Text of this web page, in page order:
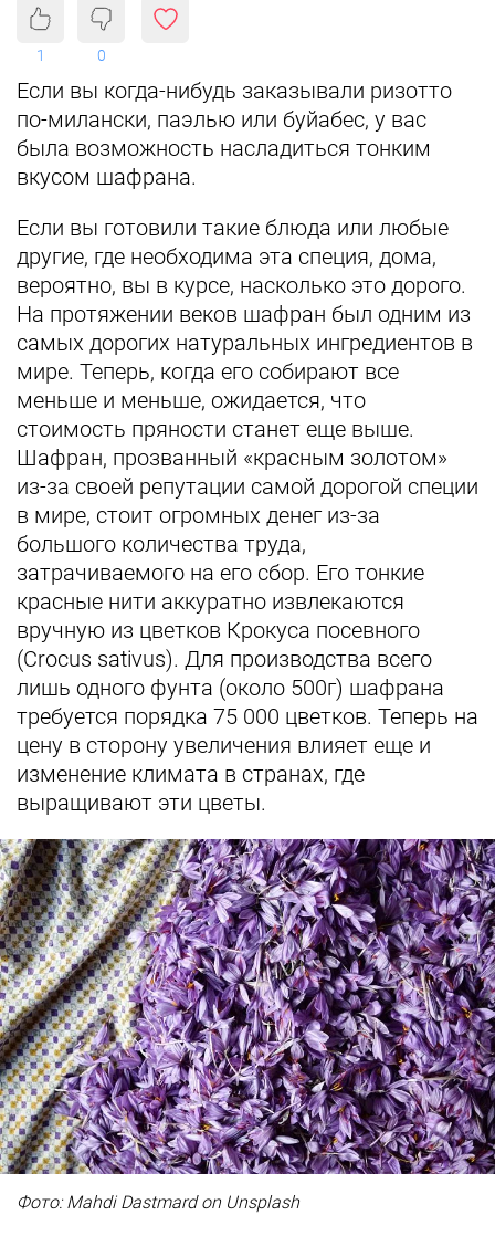
1 0
Если вы когда-нибудь заказывали ризотто
по-милански, паэлью или буйабес, у вас
была возможность насладиться тонким
вкусом шафрана.
Если вы готовили такие блюда или любые
другие, где необходима эта специя, дома,
вероятно, вы в курсе, насколько это дорого.
На протяжении веков шафран был одним из
самых дорогих натуральных ингредиентов в
мире. Теперь, когда его собирают все
меньше и меньше, ожидается, что
стоимость пряности станет еще выше.
Шафран, прозванный «красным золотом»
из-за своей репутации самой дорогой специи
в мире, стоит огромных денег из-за
большого количества труда,
затрачиваемого на его сбор. Его тонкие
красные нити аккуратно извлекаются
вручную из цветков Крокуса посевного
(Crocus sativus). Для производства всего
лишь одного фунта (около 500г) шафрана
требуется порядка 75 000 цветков. Теперь на
цену в сторону увеличения влияет еще и
изменение климата в странах, где
выращивают эти цветы.
Фото: Mahdi Dastmard on Unsplash